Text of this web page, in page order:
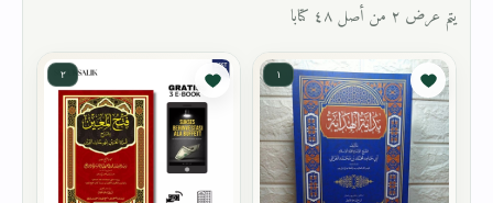
يتم عرض ٢ من أصل ٤٨ كتابا
١ ٢